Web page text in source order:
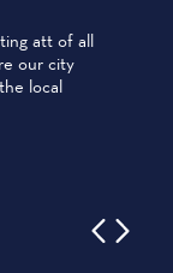
州ダラスとそ
移動できる
と顧客設備で
Rail, Trinity
att of all
our city
local